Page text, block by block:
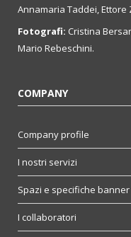
Annamaria Taddei, Ettore
Fotografi: Cristina
Mario Rebeschini.
COMPANY
Company profile
I nostri servizi
Spazi e specifiche banner
I collaboratori